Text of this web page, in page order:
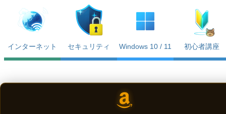
インターネット セキュリティ Windows 10 / 11 初心者講座